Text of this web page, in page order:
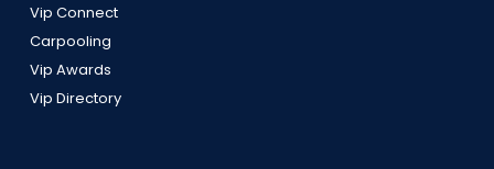
Vip Connect
Carpooling
Vip Awards
Vip Directory